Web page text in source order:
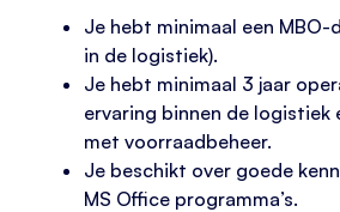
Je hebt minimaal een
in de logistiek).
Je hebt minimaal 3 jaar
ervaring binnen de logistiek
met voorraadbeheer.
Je beschikt over goede
MS Office programma’s.